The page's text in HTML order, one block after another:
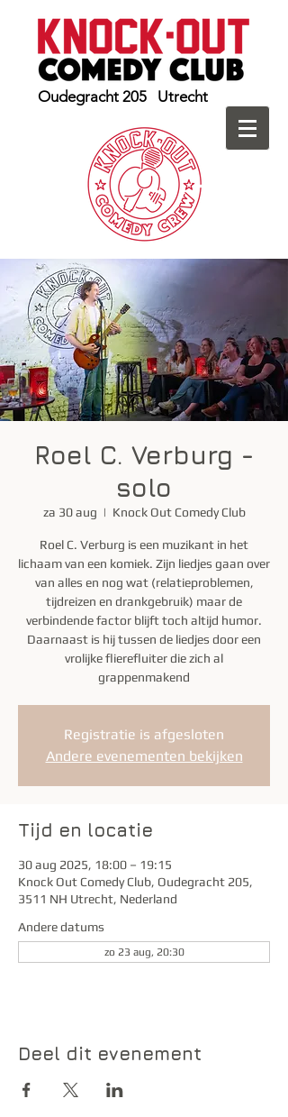
Oudegracht 205 Utrecht
Roel C. Verburg -
solo
za 30 aug
  |
Knock Out Comedy Club
Roel C. Verburg is een muzikant in het
lichaam van een komiek. Zijn liedjes gaan over
van alles en nog wat (relatieproblemen,
tijdreizen en drankgebruik) maar de
verbindende factor blijft toch altijd humor.
Daarnaast is hij tussen de liedjes door een
vrolijke flierefluiter die zich al
grappenmakend
Registratie is afgesloten
Andere evenementen bekijken
Tijd en locatie
30 aug 2025, 18:00 – 19:15
Knock Out Comedy Club, Oudegracht 205,
3511 NH Utrecht, Nederland
Andere datums
zo 23 aug, 20:30
Deel dit evenement